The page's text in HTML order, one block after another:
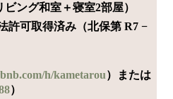
ビング和室＋寝室2部屋）
許可取得済み（北保第 R7 −
h/kametarou）または
）